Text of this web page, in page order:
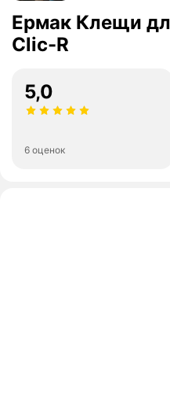
Ермак Клещи
Clic-R
5,0
6 оценок